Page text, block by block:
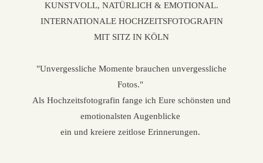
KUNSTVOLL, NATÜRLICH & EMOTIONAL.
INTERNATIONALE HOCHZEITSFOTOGRAFIN
MIT SITZ IN KÖLN
"Unvergessliche Momente brauchen unvergessliche
Fotos."
Als Hochzeitsfotografin fange ich Eure schönsten und
emotionalsten Augenblicke
ein und kreiere zeitlose Erinnerungen.